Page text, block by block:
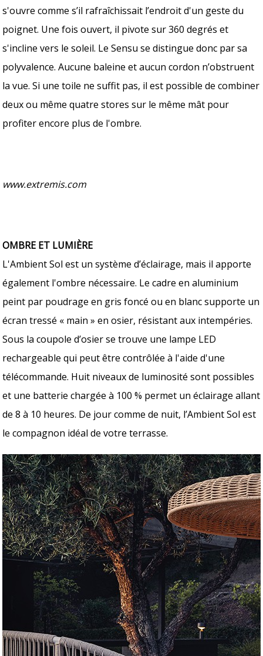
s'ouvre comme s’il rafraîchissait l’endroit d'un geste du
poignet. Une fois ouvert, il pivote sur 360 degrés et
s'incline vers le soleil. Le Sensu se distingue donc par sa
polyvalence. Aucune baleine et aucun cordon n’obstruent
la vue. Si une toile ne suffit pas, il est possible de combiner
deux ou même quatre stores sur le même mât pour
profiter encore plus de l'ombre.
www.extremis.com
OMBRE ET LUMIÈRE
L'Ambient Sol est un système d’éclairage, mais il apporte
également l'ombre nécessaire. Le cadre en aluminium
peint par poudrage en gris foncé ou en blanc supporte un
écran tressé « main » en osier, résistant aux intempéries.
Sous la coupole d’osier se trouve une lampe LED
rechargeable qui peut être contrôlée à l'aide d'une
télécommande. Huit niveaux de luminosité sont possibles
et une batterie chargée à 100 % permet un éclairage allant
de 8 à 10 heures. De jour comme de nuit, l’Ambient Sol est
le compagnon idéal de votre terrasse.